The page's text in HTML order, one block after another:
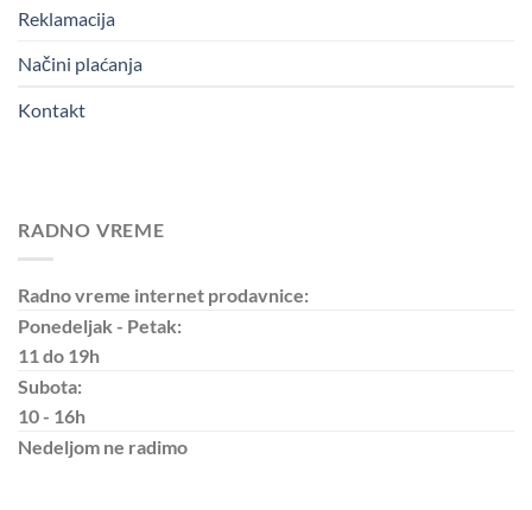
Reklamacija
Načini plaćanja
Kontakt
RADNO VREME
Radno vreme internet prodavnice:
Ponedeljak - Petak:
11 do 19h
Subota:
10 - 16h
Nedeljom ne radimo